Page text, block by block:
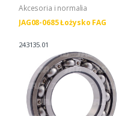
Akcesoria i normalia
JAG08-0685 Łożysko FAG
243135.01